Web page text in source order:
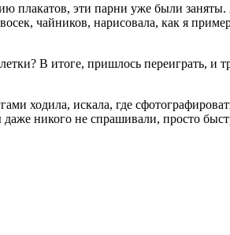
плакатов, эти парни уже были
чайников, нарисовала, как я
В итоге, пришлось переиграть, и
ходила, искала, где
никого не спрашивали, просто